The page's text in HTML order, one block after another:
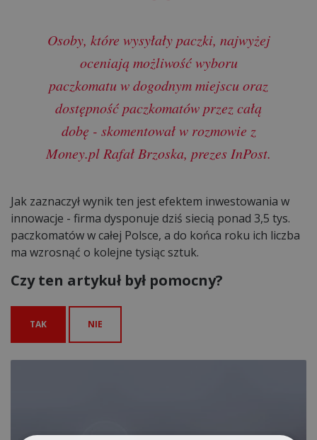
Osoby, które wysyłały paczki, najwyżej
oceniają możliwość wyboru
paczkomatu w dogodnym miejscu oraz
dostępność paczkomatów przez całą
dobę - skomentował w rozmowie z
Money.pl Rafał Brzoska, prezes InPost.
Jak zaznaczył wynik ten jest efektem inwestowania w
innowacje - firma dysponuje dziś siecią ponad 3,5 tys.
paczkomatów w całej Polsce, a do końca roku ich liczba
ma wzrosnąć o kolejne tysiąc sztuk.
Czy ten artykuł był pomocny?
TAK NIE